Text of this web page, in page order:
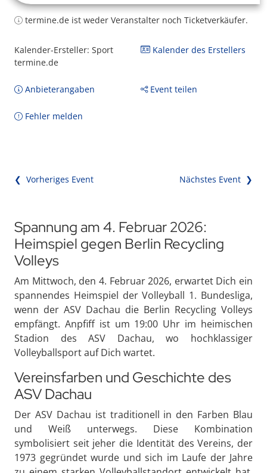
termine.de ist weder Veranstalter noch Ticketverkäufer.
Kalender-Ersteller: Sport
termine.de
Kalender des Erstellers
Anbieterangaben Event teilen
Fehler melden
❮ Vorheriges Event Nächstes Event ❯
Spannung am 4. Februar 2026:
Heimspiel gegen Berlin Recycling
Volleys
Am Mittwoch, den 4. Februar 2026, erwartet Dich ein
spannendes Heimspiel der Volleyball 1. Bundesliga,
wenn der ASV Dachau die Berlin Recycling Volleys
empfängt. Anpfiff ist um 19:00 Uhr im heimischen
Stadion des ASV Dachau, wo hochklassiger
Volleyballsport auf Dich wartet.
Vereinsfarben und Geschichte des
ASV Dachau
Der ASV Dachau ist traditionell in den Farben Blau
und Weiß unterwegs. Diese Kombination
symbolisiert seit jeher die Identität des Vereins, der
1973 gegründet wurde und sich im Laufe der Jahre